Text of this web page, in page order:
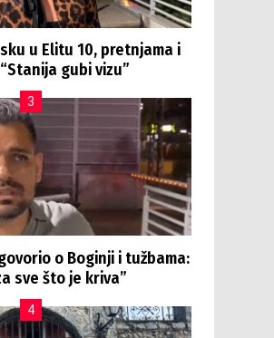
u Elitu 10, pretnjama i
gubi vizu”
o Boginji i tužbama:
sve što je kriva”